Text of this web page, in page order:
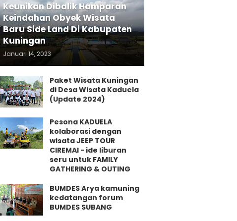
Keunikan Dibalik Hamparan
Keindahan Obyek Wisata
Baru Side Land Di Kabupaten
Kuningan
Januari 14, 2023
Paket Wisata Kuningan
di Desa Wisata Kaduela
(Update 2024)
Pesona KADUELA
kolaborasi dengan
wisata JEEP TOUR
CIREMAI - ide liburan
seru untuk FAMILY
GATHERING & OUTING
BUMDES Arya kamuning
kedatangan forum
BUMDES SUBANG